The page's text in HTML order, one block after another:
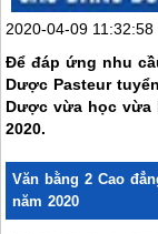
2020-04-09 11:32:58
Để đáp ứng nhu
Dược Pasteur
Dược vừa học vừa
2020.
Văn bằng 2 Cao
năm 2020